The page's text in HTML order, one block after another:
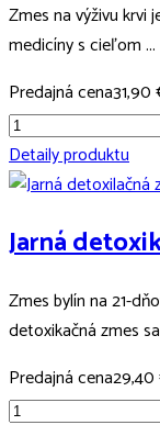
Zmes na výživu krvi
medicíny s cieľom ...
Predajná cena31,90
Detaily produktu
Jarná
Zmes bylín na 21-
detoxikačná zmes
Predajná cena